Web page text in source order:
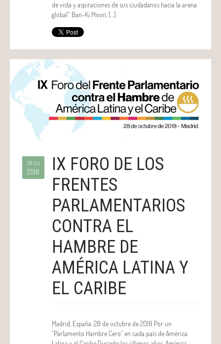
de vista y aspiraciones de sus ciudadanos hacia la arena
global”. Ban-Ki Moon, […]
28 Oct
2018
IX FORO DE LOS
FRENTES
PARLAMENTARIOS
CONTRA EL
HAMBRE DE
AMÉRICA LATINA Y
EL CARIBE
Madrid, España. 28 de octubre de 2018 Por un
“Parlamento Hambre Cero” en cada país de América